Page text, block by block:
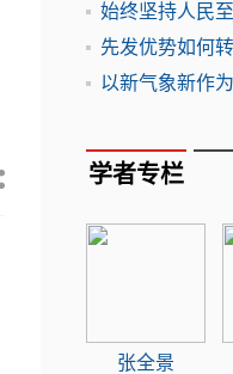
始终坚持人民
先发优势如何
以新气象新作
学者专栏
张全景